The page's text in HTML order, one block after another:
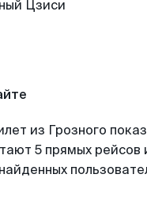
из Грозного
5 прямых рейсов